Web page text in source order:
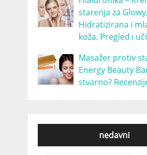
starenja za Glowy,
Hidratizirana i
koža. Pregled i
Masažer protiv
Energy Beauty
stvarno?
nedavni